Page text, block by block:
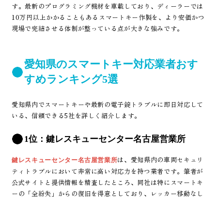
す。最新のプログラミング機材を車載しており、ディーラーでは
10万円以上かかることもあるスマートキー作製を、より安価かつ
現場で完結させる体制が整っている点が大きな強みです。
愛知県のスマートキー対応業者おす
すめランキング5選
愛知県内でスマートキーや最新の電子錠トラブルに即日対応して
いる、信頼できる5社を詳しく紹介します。
1位：鍵レスキューセンター名古屋営業所
鍵レスキューセンター名古屋営業所は、愛知県内の車両セキュリ
ティトラブルにおいて非常に高い対応力を持つ業者です。筆者が
公式サイトと提供情報を精査したところ、同社は特にスマートキ
ーの「全紛失」からの復旧を得意としており、レッカー移動なし